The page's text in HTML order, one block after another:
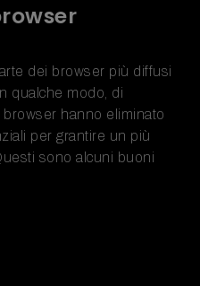
dei browser più diffusi
qualche modo, di
hanno eliminato
per grantire un più
sono alcuni buoni